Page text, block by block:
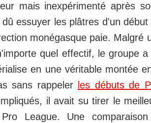
mais inexpérimenté après
dû essuyer les plâtres d'un
monégasque paie. Malgré
quel effectif, le groupe
en une véritable montée
sans rappeler les débuts de
il avait su tirer le
League. Une